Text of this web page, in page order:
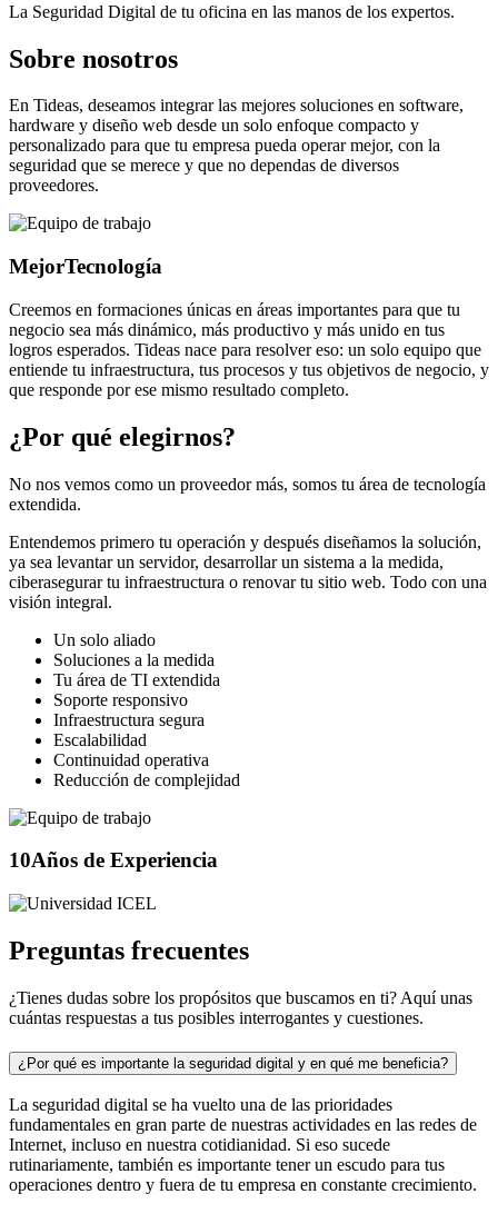
La Seguridad Digital de tu oficina en las manos de los expertos.
Sobre nosotros
En Tideas, deseamos integrar las mejores soluciones en software,
hardware y diseño web desde un solo enfoque compacto y
personalizado para que tu empresa pueda operar mejor, con la
seguridad que se merece y que no dependas de diversos
proveedores.
MejorTecnología
Creemos en formaciones únicas en áreas importantes para que tu
negocio sea más dinámico, más productivo y más unido en tus
logros esperados. Tideas nace para resolver eso: un solo equipo que
entiende tu infraestructura, tus procesos y tus objetivos de negocio, y
que responde por ese mismo resultado completo.
¿Por qué elegirnos?
No nos vemos como un proveedor más, somos tu área de tecnología
extendida.
Entendemos primero tu operación y después diseñamos la solución,
ya sea levantar un servidor, desarrollar un sistema a la medida,
ciberasegurar tu infraestructura o renovar tu sitio web. Todo con una
visión integral.
Un solo aliado
Soluciones a la medida
Tu área de TI extendida
Soporte responsivo
Infraestructura segura
Escalabilidad
Continuidad operativa
Reducción de complejidad
10Años de Experiencia
Preguntas frecuentes
¿Tienes dudas sobre los propósitos que buscamos en ti? Aquí unas
cuántas respuestas a tus posibles interrogantes y cuestiones.
¿Por qué es importante la seguridad digital y en qué me beneficia?
La seguridad digital se ha vuelto una de las prioridades
fundamentales en gran parte de nuestras actividades en las redes de
Internet, incluso en nuestra cotidianidad. Si eso sucede
rutinariamente, también es importante tener un escudo para tus
operaciones dentro y fuera de tu empresa en constante crecimiento.